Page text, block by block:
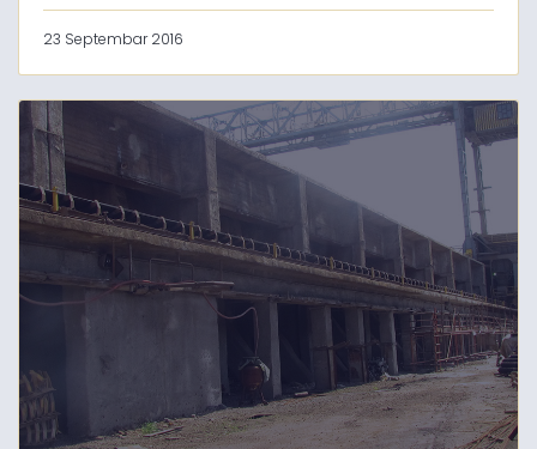
23 Septembar 2016